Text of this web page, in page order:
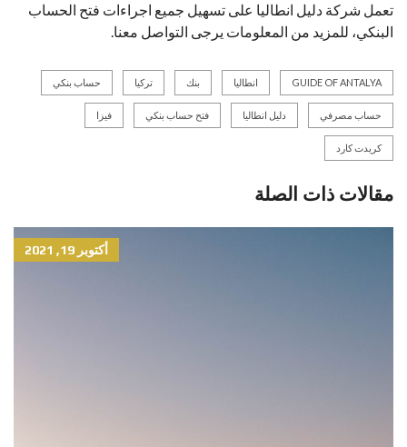
تعمل شركة دليل انطاليا على تسهيل جميع اجراءات فتح الحساب
البنكي، للمزيد من المعلومات يرجى التواصل معنا.
GUIDE OF ANTALYA انطاليا بنك تركيا حساب بنكي
حساب مصرفي دليل انطاليا فتح حساب بنكي فيزا
كريدت كارد
مقالات ذات الصلة
أكتوبر 19, 2021